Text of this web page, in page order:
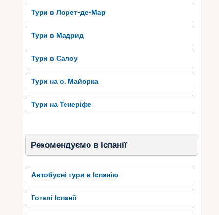
Тури в Лорет-де-Мар
Тури в Мадрид
Тури в Салоу
Тури на о. Майорка
Тури на Тенеріфе
Рекомендуємо в Іспанії
Автобусні тури в Іспанію
Готелі Іспанії